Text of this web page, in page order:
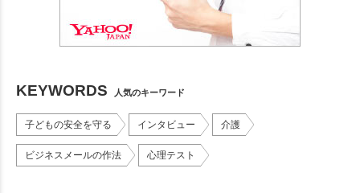
KEYWORDS 人気のキーワード
子どもの安全を守る インタビュー 介護
ビジネスメールの作法 心理テスト